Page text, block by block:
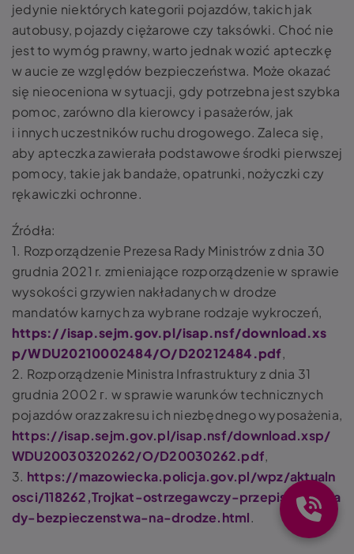
jedynie niektórych kategorii pojazdów, takich jak
autobusy, pojazdy ciężarowe czy taksówki. Choć nie
jest to wymóg prawny, warto jednak wozić apteczkę
w aucie ze względów bezpieczeństwa. Może okazać
się nieoceniona w sytuacji, gdy potrzebna jest szybka
pomoc, zarówno dla kierowcy i pasażerów, jak
i innych uczestników ruchu drogowego. Zaleca się,
aby apteczka zawierała podstawowe środki pierwszej
pomocy, takie jak bandaże, opatrunki, nożyczki czy
rękawiczki ochronne.
Źródła:
1. Rozporządzenie Prezesa Rady Ministrów z dnia 30
grudnia 2021 r. zmieniające rozporządzenie w sprawie
wysokości grzywien nakładanych w drodze
mandatów karnych za wybrane rodzaje wykroczeń,
https://isap.sejm.gov.pl/isap.nsf/download.xs
p/WDU20210002484/O/D20212484.pdf,
2. Rozporządzenie Ministra Infrastruktury z dnia 31
grudnia 2002 г. w sprawie warunków technicznych
pojazdów oraz zakresu ich niezbędnego wyposażenia,
https://isap.sejm.gov.pl/isap.nsf/download.xsp/
WDU20030320262/O/D20030262.pdf,
3. https://mazowiecka.policja.gov.pl/wpz/aktualn
osci/118262,Trojkat-ostrzegawczy-przepisy-i-zasa
dy-bezpieczenstwa-na-drodze.html.